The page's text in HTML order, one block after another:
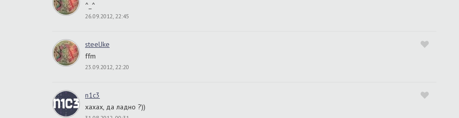
^_^
26.09.2012, 22:45
steelJke
ffm
23.09.2012, 22:20
n1c3
хахах, да ладно ?))